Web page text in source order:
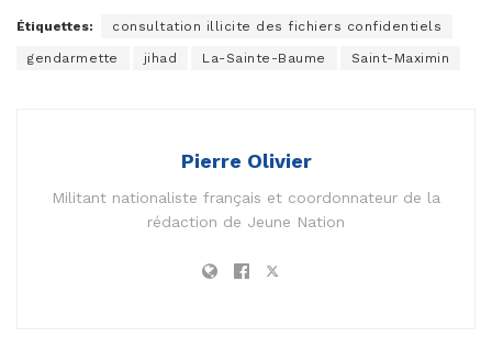
Étiquettes: consultation illicite des fichiers confidentiels
gendarmette jihad La-Sainte-Baume Saint-Maximin
Pierre Olivier
Militant nationaliste français et coordonnateur de la
rédaction de Jeune Nation